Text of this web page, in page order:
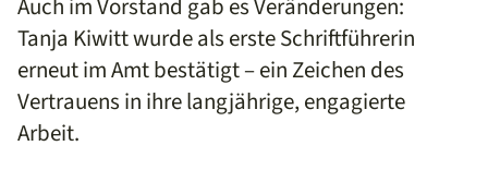
Auch im Vorstand gab es Veränderungen:
Tanja Kiwitt wurde als erste Schriftführerin
erneut im Amt bestätigt – ein Zeichen des
Vertrauens in ihre langjährige, engagierte
Arbeit.